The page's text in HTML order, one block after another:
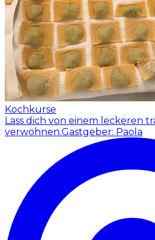
Kochkurse
Lass dich von einem leckeren
verwöhnen.Gastgeber: Paola